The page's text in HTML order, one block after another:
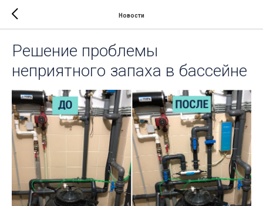
Новости
Решение проблемы
неприятного запаха в бассейне